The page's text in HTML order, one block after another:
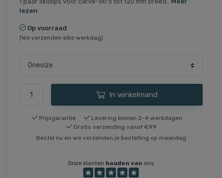
lezen
Op voorraad
(We verzenden elke werkdag)
In winkelmand
Prijsgarantie
Levering binnen 2-4 werkdagen
Gratis verzending vanaf €99
Bestel nu en we verzenden je bestelling op maandag
Onze klanten houden van ons